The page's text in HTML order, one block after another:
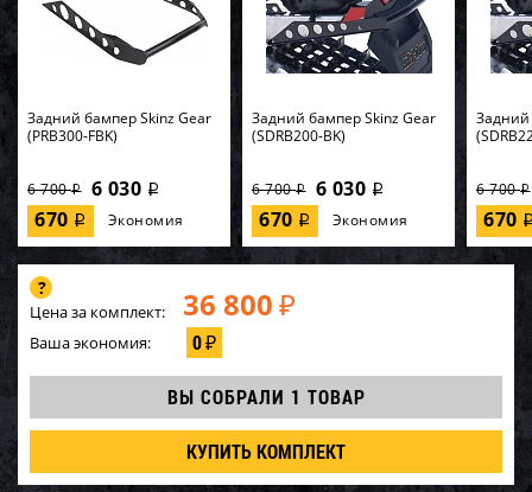
Задний бампер Skinz Gear
(PRB300-FBK)
6 700i 6 030 i
670 i Экономия
Задний бампер Skinz Gear
(SDRB200-BK)
6 700i 6 030 i
670 i Экономия
Задний
6 700i
670
Цена за комплект: 36 800 ₽
Ваша экономия: 0₽
ВЫ СОБРАЛИ 1 ТОВАР
КУПИТЬ КОМПЛЕКТ